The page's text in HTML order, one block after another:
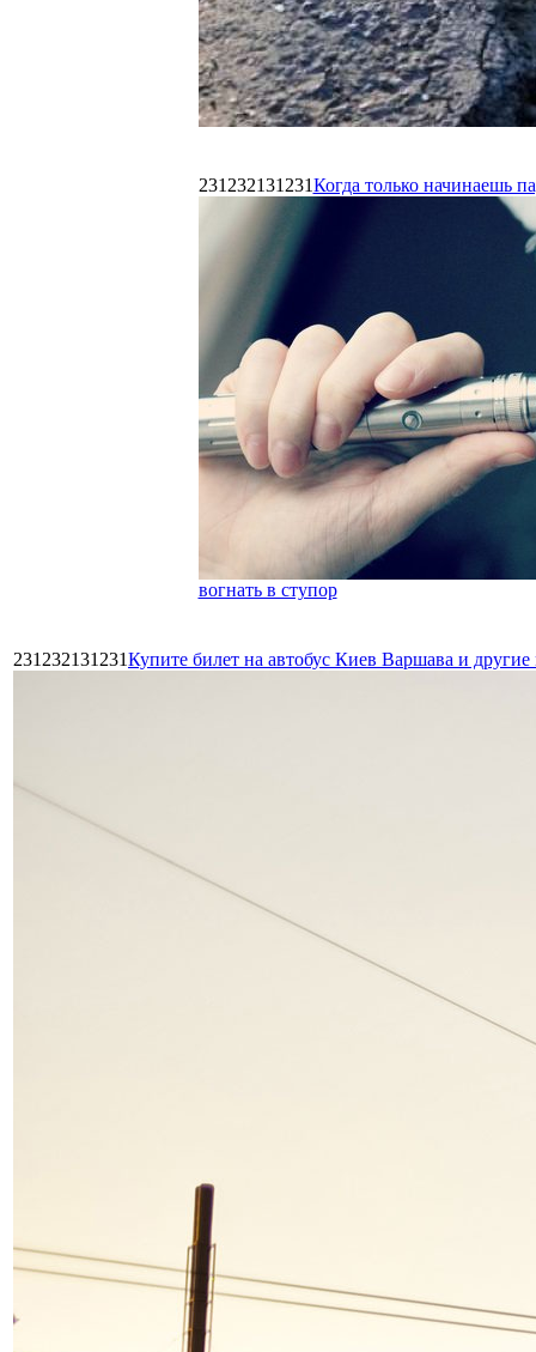
231232131231Когда только начинаешь
вогнать в ступор
231232131231Купите билет на автобус Киев Варшава и